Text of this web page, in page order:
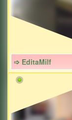
➩ EditaMilf